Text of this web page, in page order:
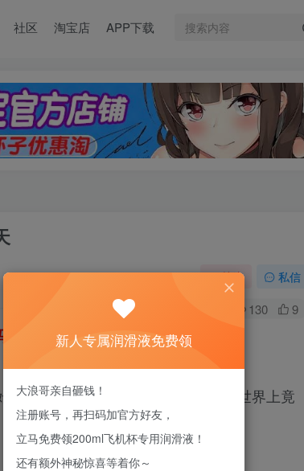
社区 淘宝店 APP下载
关注 私信
130 9
好友，即送200ml润滑液→
，直到越来越“懂事”，才知道这个世界上竟
新人专属润滑液免费领
大浪哥亲自砸钱！
注册账号，再扫码加官方好友，
立马免费领200ml飞机杯专用润滑液！
还有额外神秘惊喜等着你～